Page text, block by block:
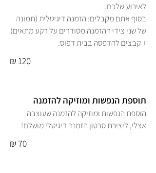
לאירוע שלכם.
בסוף אתם מקבלים: הזמנה דיגיטלית (תמונה
של שני צידי ההזמנה מסודרים על רקע מתאים)
+ קבצים להדפסה בבית דפוס.
120 ₪
תוספת הנפשות ומוזיקה להזמנה
הוספת הנפשות ומוזיקה להזמנה שעוצבה
אצלי, ליצירת סרטון הזמנה דיגיטלי מושלם!
70 ₪